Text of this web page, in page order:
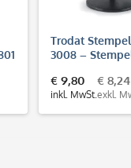
Trodat
3008 –
Handstempel
€ 9,80
inkl. MwSt.
€ 8,24
exkl.